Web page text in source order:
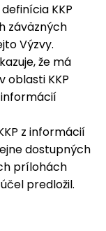
KKP
záväzných
Výzvy.
že má
oblasti KKP
z informácií
dostupných
prílohách
predložil.